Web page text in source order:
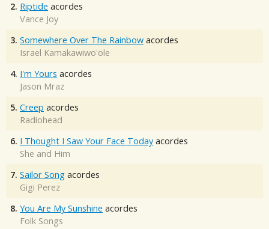
2. Riptide acordes
Vance Joy
3. Somewhere Over The Rainbow acordes
Israel Kamakawiwo'ole
4. I'm Yours acordes
Jason Mraz
5. Creep acordes
Radiohead
6. I Thought I Saw Your Face Today acordes
She and Him
7. Sailor Song acordes
Gigi Perez
8. You Are My Sunshine acordes
Folk Songs